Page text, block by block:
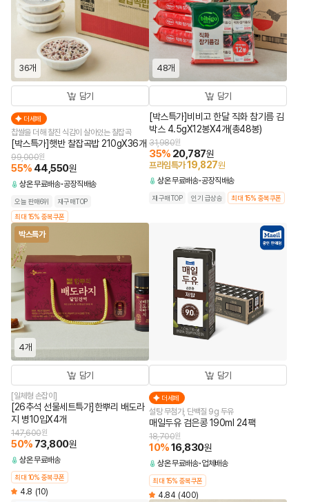
36개
담기
더세페
찹쌀을 더해 찰진 식감이 살아있는 찰잡곡
[박스특가]햇반 찰잡곡밥 210gX36개
99,000원
55% 44,550원
상온무료배송 공장직배송
오늘 판매6위
재구매TOP
최대 15% 중복쿠폰
48개
담기
[박스특가]비비고 한달 직화 참기름 김
박스 4.5gX12봉X4개(총48봉)
31,980원
35% 20,787원
프라임특가19,827원
상온무료배송 공장직배송
재구매TOP 인기 급상승 최대 15% 중복쿠폰
박스특가
4개
담기
[일체형 손잡이]
[26추석 선물세트특가]한뿌리 배도라
지 병10입X4개
147,600원
50% 73,800원
상온무료배송
최대 10% 중복쿠폰
4.8 (10)
담기
더세페
설탕 무첨가, 단백질 9g 두유
매일두유 검은콩 190ml 24팩
18,700원
10%16,830원
상온무료배송 업체배송
최대 15% 중복쿠폰
4.84 (400)